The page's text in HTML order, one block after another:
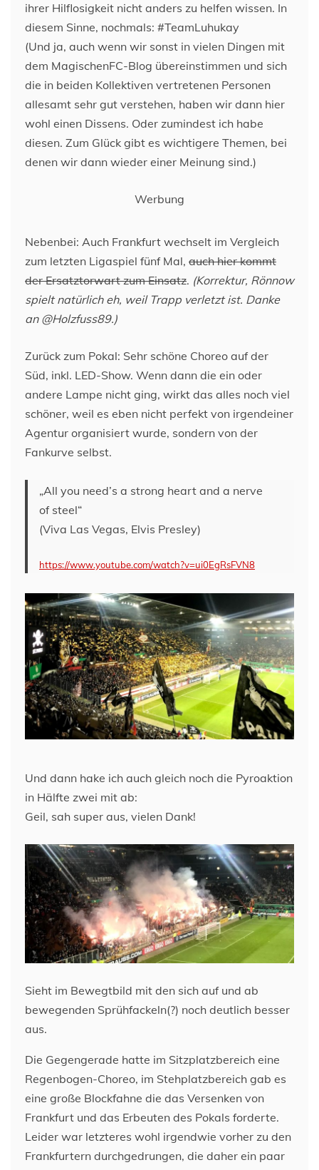
ihrer Hilflosigkeit nicht anders zu helfen wissen. In
diesem Sinne, nochmals: #TeamLuhukay
(Und ja, auch wenn wir sonst in vielen Dingen mit
dem MagischenFC-Blog übereinstimmen und sich
die in beiden Kollektiven vertretenen Personen
allesamt sehr gut verstehen, haben wir dann hier
wohl einen Dissens. Oder zumindest ich habe
diesen. Zum Glück gibt es wichtigere Themen, bei
denen wir dann wieder einer Meinung sind.)
Werbung
Nebenbei: Auch Frankfurt wechselt im Vergleich
zum letzten Ligaspiel fünf Mal, auch hier kommt
der Ersatztorwart zum Einsatz. (Korrektur, Rönnow
spielt natürlich eh, weil Trapp verletzt ist. Danke
an @Holzfuss89.)
Zurück zum Pokal: Sehr schöne Choreo auf der
Süd, inkl. LED-Show. Wenn dann die ein oder
andere Lampe nicht ging, wirkt das alles noch viel
schöner, weil es eben nicht perfekt von irgendeiner
Agentur organisiert wurde, sondern von der
Fankurve selbst.
„All you need’s a strong heart and a nerve
of steel“
(Viva Las Vegas, Elvis Presley)
https://www.youtube.com/watch?v=ui0EgRsFVN8
Und dann hake ich auch gleich noch die Pyroaktion
in Hälfte zwei mit ab:
Geil, sah super aus, vielen Dank!
Sieht im Bewegtbild mit den sich auf und ab
bewegenden Sprühfackeln(?) noch deutlich besser
aus.
Die Gegengerade hatte im Sitzplatzbereich eine
Regenbogen-Choreo, im Stehplatzbereich gab es
eine große Blockfahne die das Versenken von
Frankfurt und das Erbeuten des Pokals forderte.
Leider war letzteres wohl irgendwie vorher zu den
Frankfurtern durchgedrungen, die daher ein paar